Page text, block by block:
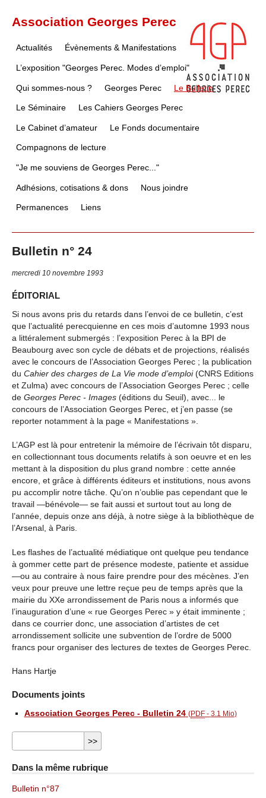
Association Georges Perec
Actualités Évènements & Manifestations
L’exposition "Georges Perec. Modes d’emploi"
Qui sommes-nous ? Georges Perec Le Bulletin
Le Séminaire Les Cahiers Georges Perec
Le Cabinet d’amateur Le Fonds documentaire
Compagnons de lecture
"Je me souviens de Georges Perec..."
Adhésions, cotisations & dons Nous joindre
Permanences Liens
Bulletin n° 24
mercredi 10 novembre 1993
ÉDITORIAL
Si nous avons pris du retards dans l’envoi de ce bulletin, c’est
que l’actualité perecquienne en ces mois d’automne 1993 nous
a littéralement submergés : l’exposition Perec à la BPI de
Beaubourg avec son cycle de débats et de projections, réalisés
avec le concours de l’Association Georges Perec ; la publication
du Cahier des charges de La Vie mode d’emploi(CNRS Editions
et Zulma) avec concours de l’Association Georges Perec ; celle
de Georges Perec - Images (éditions du Seuil), avec... le
concours de l’Association Georges Perec, et j’en passe (se
reporter notamment à la page « Manifestations ».
L’AGP est là pour entretenir la mémoire de l’écrivain tôt disparu,
en collectionnant tous documents relatifs à son oeuvre et en les
mettant à la disposition du plus grand nombre : cette année
encore, et grâce à différents éditeurs et institutions, nous avons
pu accomplir notre tâche. Qu’on n’oublie pas cependant que le
travail —bénévole— se fait aussi et surtout tout au long de
l’année, depuis onze ans déjà, à notre siège à la bibliothèque de
l’Arsenal, à Paris.
Les flashes de l’actualité médiatique ont quelque peu tendance
à gommer cette part de présence modeste, patiente et assidue
—ou au contraire à nous faire prendre pour des mécènes. J’en
veux pour preuve une lettre reçue peu de temps après que la
mairie du XXe arrondissement de Paris nous a informés que
l’inauguration d’une « rue Georges Perec » y était imminente ;
dans ce courrier donc, une association d’artistes de cet
arrondissement sollicite une subvention de l’ordre de 5000
francs pour organiser des lectures de textes de Georges Perec.
Hans Hartje
Documents joints
Association Georges Perec - Bulletin 24 (PDF- 3.1 Mio)
Dans la même rubrique
Bulletin n°87